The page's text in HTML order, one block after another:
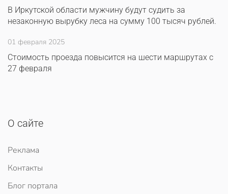
В Иркутской области мужчину будут судить за
незаконную вырубку леса на сумму 100 тысяч рублей.
01 февраля 2025
Стоимость проезда повысится на шести маршрутах с
27 февраля
О сайте
Реклама
Контакты
Блог портала